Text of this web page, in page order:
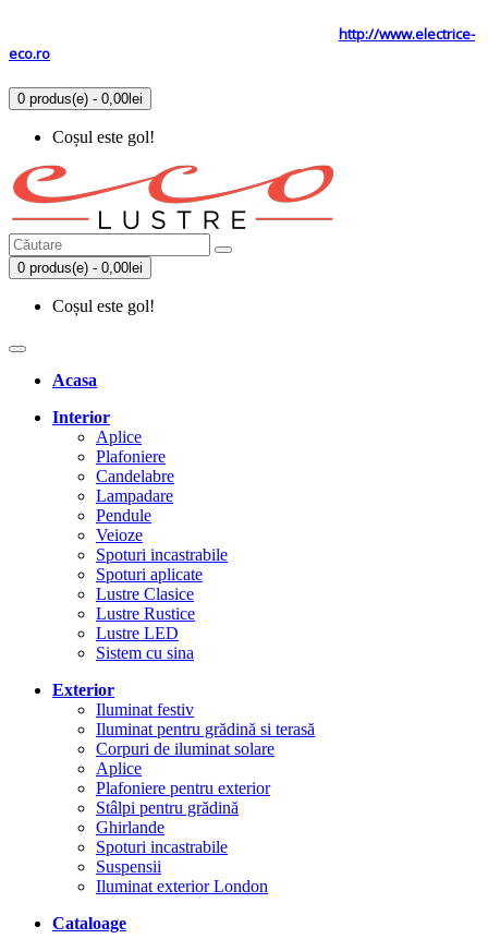
http://www.electrice-
eco.ro
0 produs(e) - 0,00lei
Coșul este gol!
0 produs(e) - 0,00lei
Coșul este gol!
Acasa
Interior
Aplice
Plafoniere
Candelabre
Lampadare
Pendule
Veioze
Spoturi incastrabile
Spoturi aplicate
Lustre Clasice
Lustre Rustice
Lustre LED
Sistem cu sina
Exterior
Iluminat festiv
Iluminat pentru grădină si terasă
Corpuri de iluminat solare
Aplice
Plafoniere pentru exterior
Stâlpi pentru grădină
Ghirlande
Spoturi incastrabile
Suspensii
Iluminat exterior London
Cataloage